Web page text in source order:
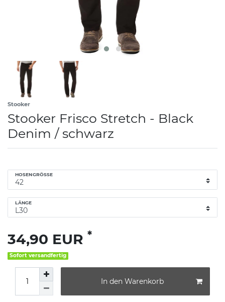
Stooker
Stooker Frisco Stretch - Black
Denim / schwarz
HOSENGRÖSSE
LÄNGE
34,90 EUR *
Sofort versandfertig
In den Warenkorb